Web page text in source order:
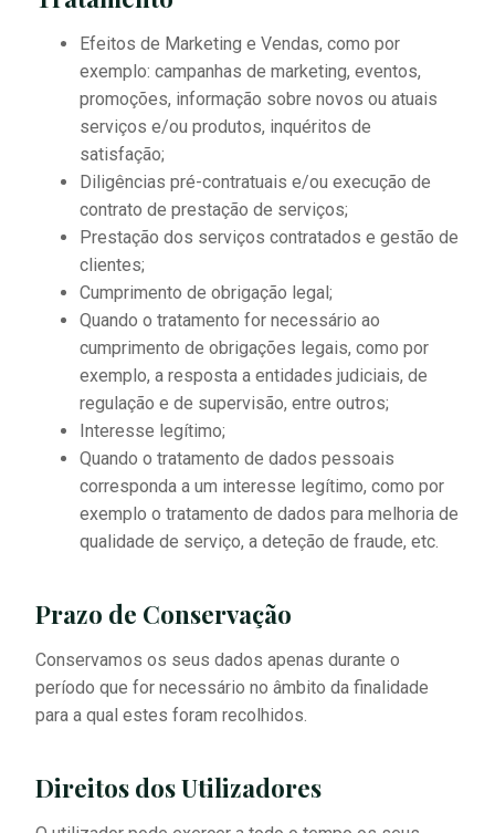
Efeitos de Marketing e Vendas, como por
exemplo: campanhas de marketing, eventos,
promoções, informação sobre novos ou atuais
serviços e/ou produtos, inquéritos de
satisfação;
Diligências pré-contratuais e/ou execução de
contrato de prestação de serviços;
Prestação dos serviços contratados e gestão de
clientes;
Cumprimento de obrigação legal;
Quando o tratamento for necessário ao
cumprimento de obrigações legais, como por
exemplo, a resposta a entidades judiciais, de
regulação e de supervisão, entre outros;
Interesse legítimo;
Quando o tratamento de dados pessoais
corresponda a um interesse legítimo, como por
exemplo o tratamento de dados para melhoria de
qualidade de serviço, a deteção de fraude, etc.
Prazo de Conservação
Conservamos os seus dados apenas durante o
período que for necessário no âmbito da finalidade
para a qual estes foram recolhidos.
Direitos dos Utilizadores